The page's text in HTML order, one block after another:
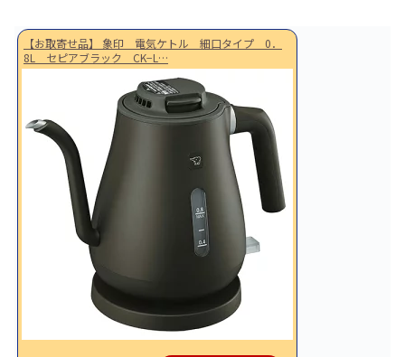
【お取寄せ品】 象印 電気ケトル 細口タイプ 0．
8L セピアブラック CK−L…